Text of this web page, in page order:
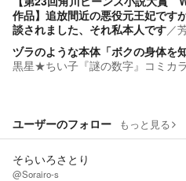
作品】追放間近の悪役元王妃です
談されました、それ私本人です／
ヅラのような本体「ボクの身体を
黒星★ちい子『謎の数字』コミカ
ユーザーのフォロー もっと見る
そらいろさとり
@Sorairo-s